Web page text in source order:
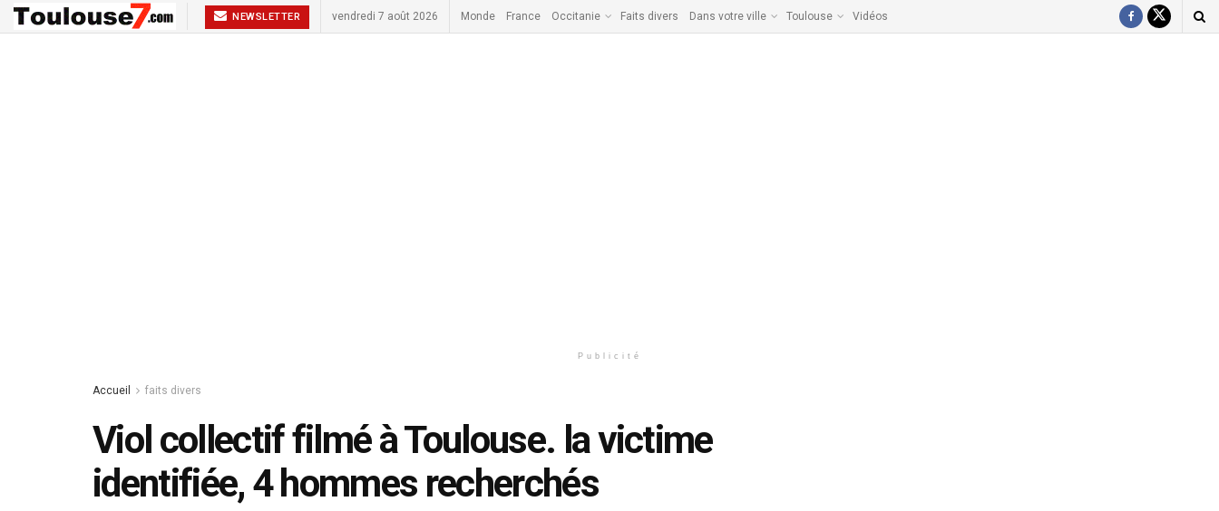
NEWSLETTER vendredi 7 août 2026 Monde France Occitanie Faits divers Dans votre ville Toulouse Vidéos
Publicité
Accueil faits divers
Viol collectif filmé à Toulouse. la victime
identifiée, 4 hommes recherchés